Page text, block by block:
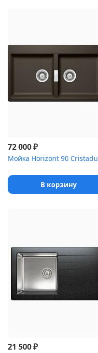
72 000₽
В корзину
21 500₽